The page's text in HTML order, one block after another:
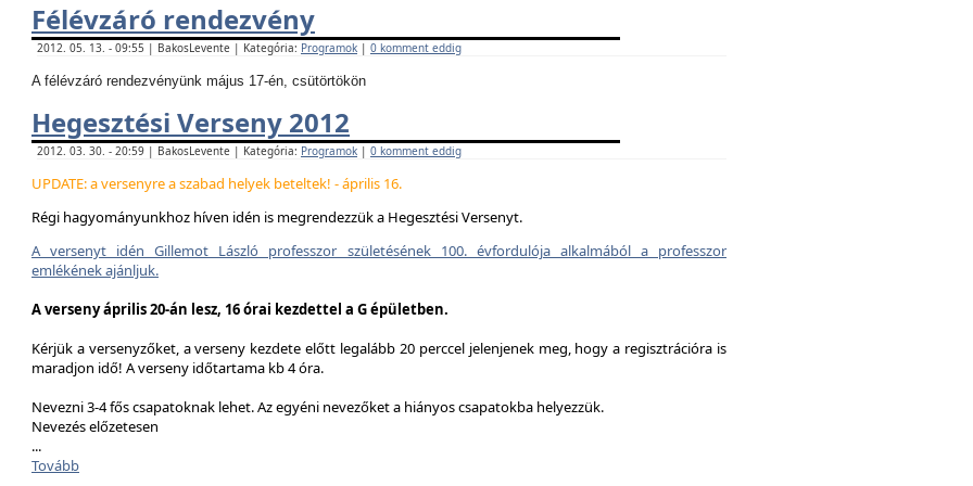
Félévzáró rendezvény
2012. 05. 13. - 09:55 | BakosLevente | Kategória: Programok | 0 komment eddig
A félévzáró rendezvényünk május 17-én, csütörtökön
Hegesztési Verseny 2012
2012. 03. 30. - 20:59 | BakosLevente | Kategória: Programok | 0 komment eddig
UPDATE: a versenyre a szabad helyek beteltek! - április 16.
Régi hagyományunkhoz híven idén is megrendezzük a Hegesztési Versenyt.
A versenyt idén Gillemot László professzor születésének 100. évfordulója alkalmából a professzor
emlékének ajánljuk.
A verseny április 20-án lesz, 16 órai kezdettel a G épületben.
Kérjük a versenyzőket, a verseny kezdete előtt legalább 20 perccel jelenjenek meg, hogy a regisztrációra is
maradjon idő! A verseny időtartama kb 4 óra.
Nevezni 3-4 fős csapatoknak lehet. Az egyéni nevezőket a hiányos csapatokba helyezzük.
Nevezés előzetesen
...
Tovább